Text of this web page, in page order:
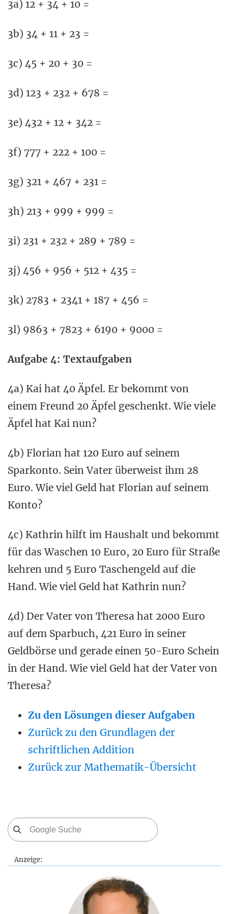
3a) 12 + 34 + 10 =
3b) 34 + 11 + 23 =
3c) 45 + 20 + 30 =
3d) 123 + 232 + 678 =
3e) 432 + 12 + 342 =
3f) 777 + 222 + 100 =
3g) 321 + 467 + 231 =
3h) 213 + 999 + 999 =
3i) 231 + 232 + 289 + 789 =
3j) 456 + 956 + 512 + 435 =
3k) 2783 + 2341 + 187 + 456 =
3l) 9863 + 7823 + 6190 + 9000 =
Aufgabe 4: Textaufgaben
4a) Kai hat 40 Äpfel. Er bekommt von
einem Freund 20 Äpfel geschenkt. Wie viele
Äpfel hat Kai nun?
4b) Florian hat 120 Euro auf seinem
Sparkonto. Sein Vater überweist ihm 28
Euro. Wie viel Geld hat Florian auf seinem
Konto?
4c) Kathrin hilft im Haushalt und bekommt
für das Waschen 10 Euro, 20 Euro für Straße
kehren und 5 Euro Taschengeld auf die
Hand. Wie viel Geld hat Kathrin nun?
4d) Der Vater von Theresa hat 2000 Euro
auf dem Sparbuch, 421 Euro in seiner
Geldbörse und gerade einen 50-Euro Schein
in der Hand. Wie viel Geld hat der Vater von
Theresa?
Zu den Lösungen dieser Aufgaben
Zurück zu den Grundlagen der
schriftlichen Addition
Zurück zur Mathematik-Übersicht
Anzeige: